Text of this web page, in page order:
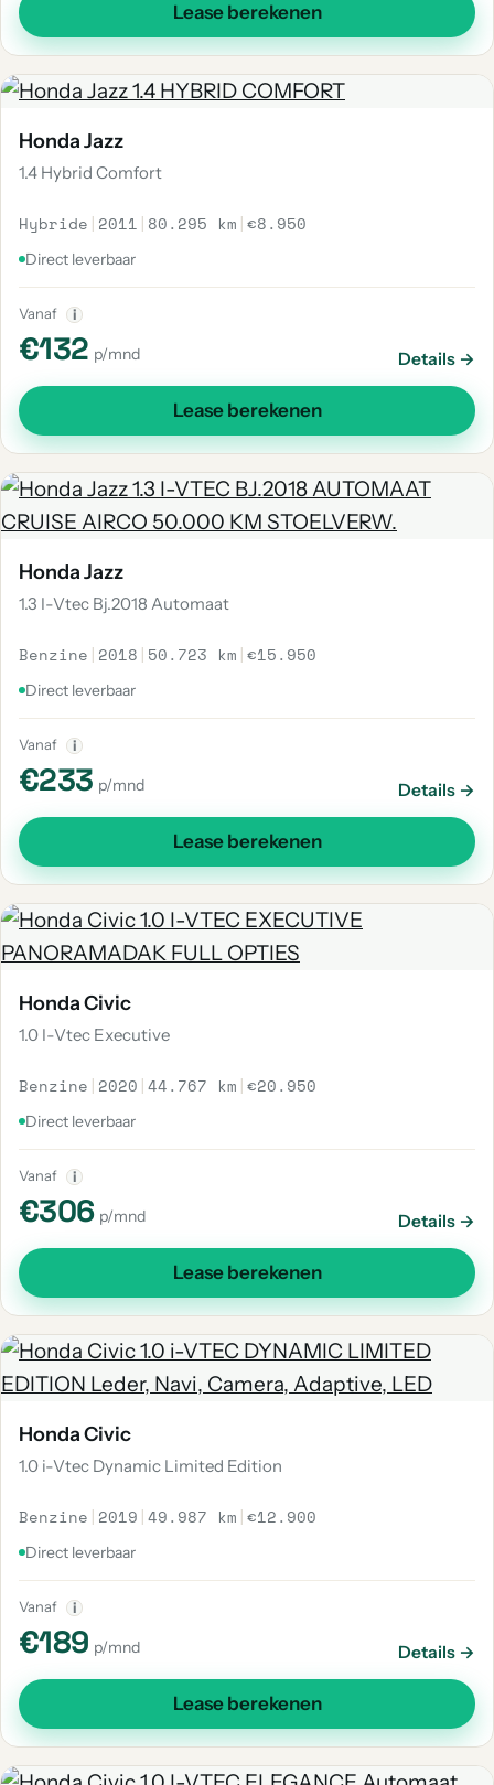
Lease berekenen
Honda Jazz
1.4 Hybrid Comfort
Hybride | 2011 | 80.295 km |€8.950
Direct leverbaar
Vanaf i
€132 p/mnd Details →
Lease berekenen
Honda Jazz
1.3 I-Vtec Bj.2018 Automaat
Benzine | 2018 | 50.723 km |€15.950
Direct leverbaar
Vanaf i
€233 p/mnd Details →
Lease berekenen
Honda Civic
1.0 I-Vtec Executive
Benzine | 2020 |44.767 km |€20.950
Direct leverbaar
Vanaf i
€306 p/mnd Details →
Lease berekenen
Honda Civic
1.0 i-Vtec Dynamic Limited Edition
Benzine | 2019 |49.987 km |€12.900
Direct leverbaar
Vanaf i
€189 p/mnd Details →
Lease berekenen